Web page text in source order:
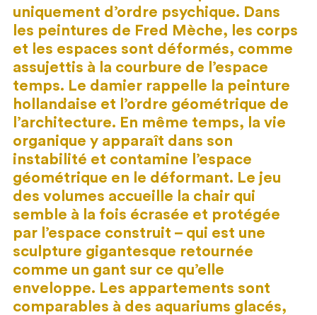
uniquement d’ordre psychique. Dans
les peintures de Fred Mèche, les corps
et les espaces sont déformés, comme
assujettis à la courbure de l’espace
temps. Le damier rappelle la peinture
hollandaise et l’ordre géométrique de
l’architecture. En même temps, la vie
organique y apparaît dans son
instabilité et contamine l’espace
géométrique en le déformant. Le jeu
des volumes accueille la chair qui
semble à la fois écrasée et protégée
par l’espace construit – qui est une
sculpture gigantesque retournée
comme un gant sur ce qu’elle
enveloppe. Les appartements sont
comparables à des aquariums glacés,